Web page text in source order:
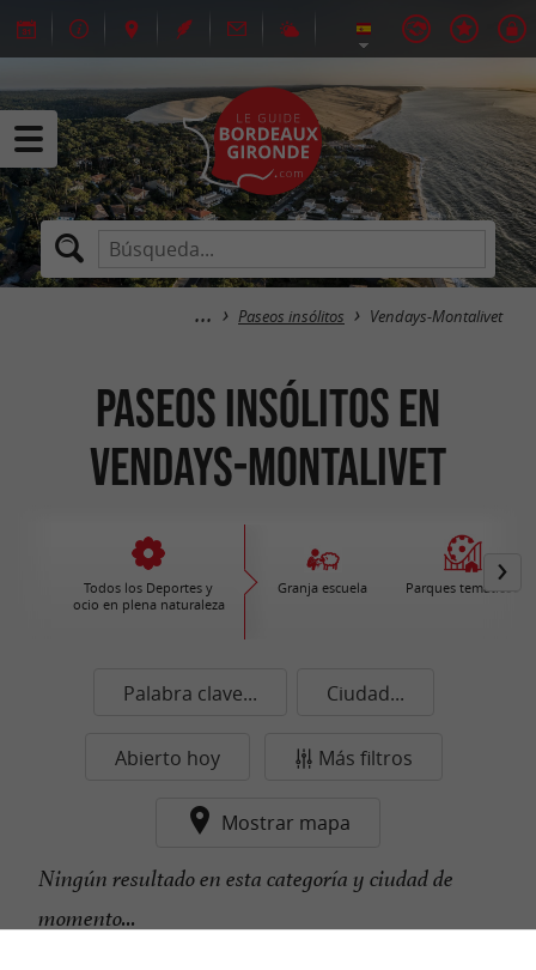
Paseos insólitos Vendays-Montalivet
Paseos insólitos en
Vendays-Montalivet
Todos los Deportes y
ocio en plena naturaleza
Granja escuela Parques temáticos
Palabra clave... Ciudad...
Abierto hoy Más filtros
Mostrar mapa
Ningún resultado en esta categoría y ciudad de
momento...